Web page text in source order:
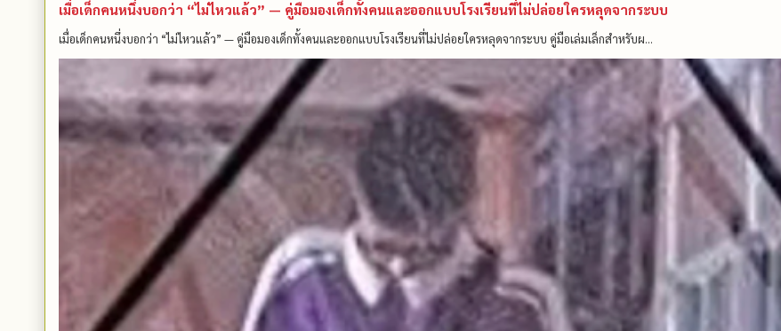
เมื่อเด็กคนหนึ่งบอกว่า “ไม่ไหวแล้ว” — คู่มือมองเด็กทั้งคนและออกแบบโรงเรียนที่ไม่ปล่อยใครหลุดจากระบบ
เมื่อเด็กคนหนึ่งบอกว่า “ไม่ไหวแล้ว” — คู่มือมองเด็กทั้งคนและออกแบบโรงเรียนที่ไม่ปล่อยใครหลุดจากระบบ คู่มือเล่มเล็กสำหรับผ...